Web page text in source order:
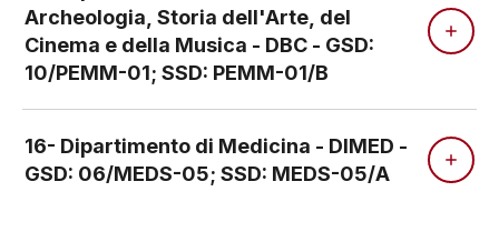
Archeologia, Storia dell'Arte, del
Cinema e della Musica - DBC - GSD:
10/PEMM-01; SSD: PEMM-01/B
16- Dipartimento di Medicina - DIMED -
GSD: 06/MEDS-05; SSD: MEDS-05/A